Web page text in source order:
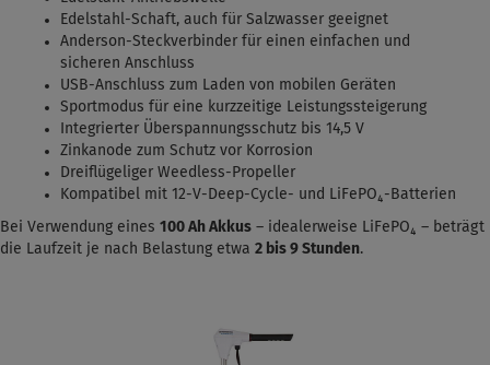
Edelstahl-Schaft, auch für Salzwasser geeignet
Anderson-Steckverbinder für einen einfachen und
sicheren Anschluss
USB-Anschluss zum Laden von mobilen Geräten
Sportmodus für eine kurzzeitige Leistungssteigerung
Integrierter Überspannungsschutz bis 14,5 V
Zinkanode zum Schutz vor Korrosion
Dreiflügeliger Weedless-Propeller
Kompatibel mit 12-V-Deep-Cycle- und LiFePO₄-Batterien
Bei Verwendung eines 100 Ah Akkus – idealerweise LiFePO₄ – beträgt
die Laufzeit je nach Belastung etwa 2 bis 9 Stunden.